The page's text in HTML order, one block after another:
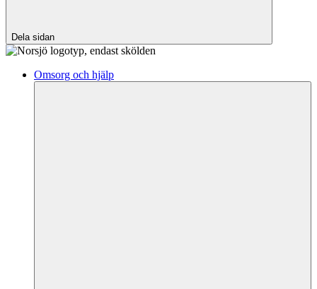
Dela sidan
Omsorg och hjälp